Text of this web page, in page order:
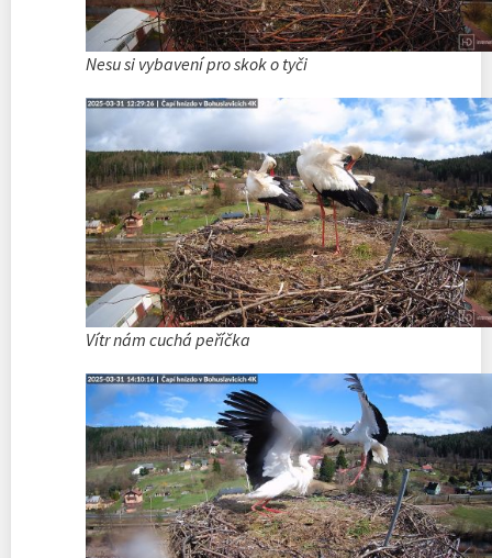
Nesu si vybavení pro skok o tyči
Vítr nám cuchá peříčka